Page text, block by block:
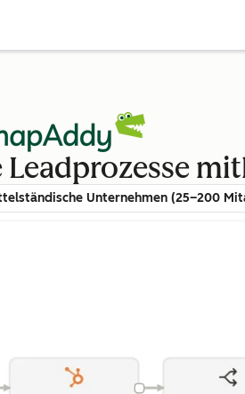
Unternehmen (25–200